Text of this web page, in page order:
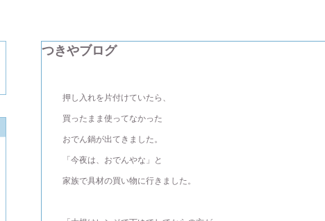
つきやブログ
押し入れを片付けていたら、
買ったまま使ってなかった
おでん鍋が出てきました。
「今夜は、おでんやな」と
家族で具材の買い物に行きました。